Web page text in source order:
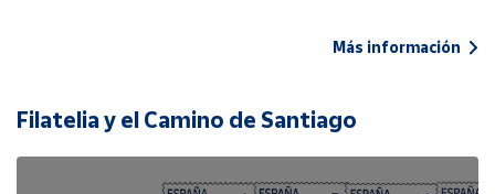
Más información
Filatelia y el Camino de Santiago